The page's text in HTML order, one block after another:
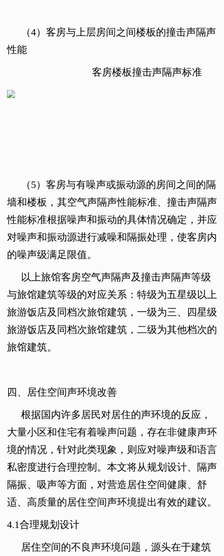
（4） 客房与上层房间之间楼板的撞击声隔声
性能
客房楼板撞击声隔声标准
（5） 客房与有噪声或振动源的房间之间的隔
墙和楼板，其空气声隔声性能标准、撞击声隔声
性能标准根据噪声和振动的具体情况确定，并应
对噪声和振动源进行减噪和隔振处理，使客房内
的噪声级满足限值。
以上旅馆客房空气声隔声及撞击声隔声等级
与旅馆建筑等级的对应关系：特级为五星级以上
旅游饭店及同档次旅馆建筑，一级为三、四星级
旅游饭店及同档次旅馆建筑，二级为其他档次的
旅馆建筑。
四、居住空间声环境改善
根据国内许多居民对居住的声环境的反应，
大量小区和住宅有着噪声问题，存在非健康声环
境的情况，针对此类现象，则应对噪声级和语言
私密度进行合理控制。本文将从规划设计、隔声
隔振、吸声等方面，对营造居住空间健康、舒
适、高质量的居住空间声环境提出有效的建议。
4.1合理规划设计
居住空间的不良声环境问题，源头在于建筑